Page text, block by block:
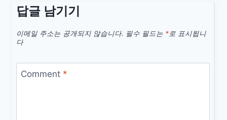
답글 남기기
이메일 주소는 공개되지 않습니다. 필수 필드는 *로 표시됩니
다
Comment *